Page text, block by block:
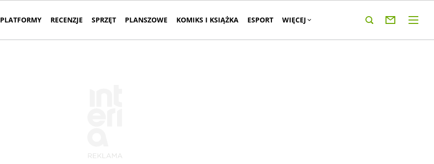
PLATFORMY RECENZJE SPRZĘT PLANSZOWE KOMIKS I KSIĄŻKA ESPORT WIĘCEJ